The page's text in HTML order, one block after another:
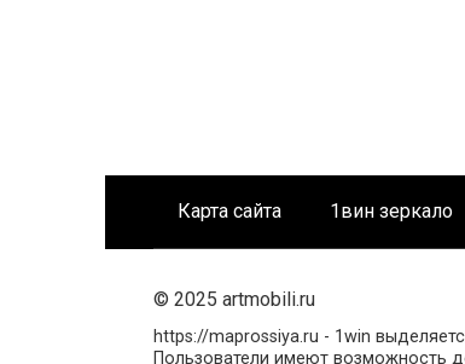
Карта сайта 1вин зеркало
© 2025 artmobili.ru
https://maprossiya.ru - 1win
Пользователи имеют возможность